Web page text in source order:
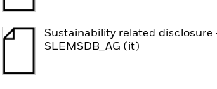
Sustainability related disclosure
SLEMSDB_AG (it)